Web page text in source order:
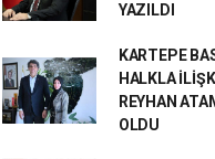
YAZILDI
KARTEPE
HALKLA
REYHAN
OLDU